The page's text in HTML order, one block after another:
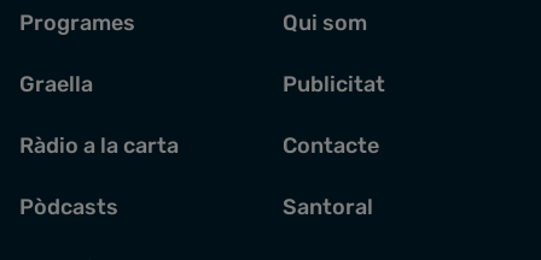
Programes
Graella
Ràdio a la carta
Pòdcasts
Qui som
Publicitat
Contacte
Santoral